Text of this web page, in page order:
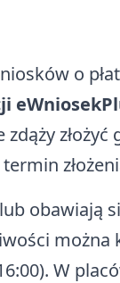
o
złożyć
obawiają
W